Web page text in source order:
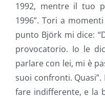
1992, mentre il tuo
1996”. Tori a
punto Björk mi dice:
provocatorio. Io le
parlare con lei, mi è
suoi confronti. Quasi”.
fare indifferente, e la